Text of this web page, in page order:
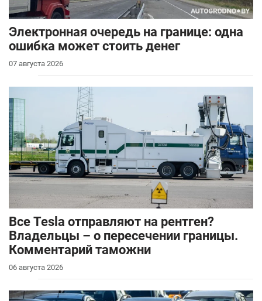
Электронная очередь на границе: одна
ошибка может стоить денег
07 августа 2026
Все Tesla отправляют на рентген?
Владельцы – о пересечении границы.
Комментарий таможни
06 августа 2026